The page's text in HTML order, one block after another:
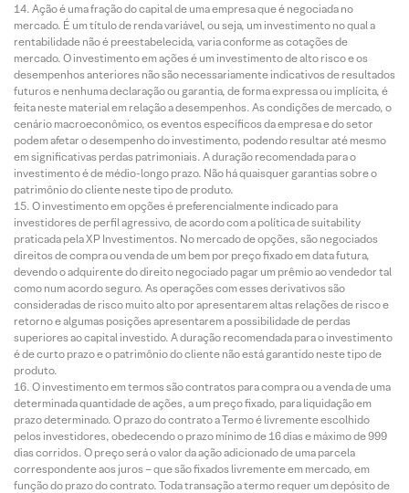
Ação é uma fração do capital de uma empresa que é negociada no
mercado. É um título de renda variável, ou seja, um investimento no qual a
rentabilidade não é preestabelecida, varia conforme as cotações de
mercado. O investimento em ações é um investimento de alto risco e os
desempenhos anteriores não são necessariamente indicativos de resultados
futuros e nenhuma declaração ou garantia, de forma expressa ou implícita, é
feita neste material em relação a desempenhos. As condições de mercado, o
cenário macroeconômico, os eventos específicos da empresa e do setor
podem afetar o desempenho do investimento, podendo resultar até mesmo
em significativas perdas patrimoniais. A duração recomendada para o
investimento é de médio-longo prazo. Não há quaisquer garantias sobre o
patrimônio do cliente neste tipo de produto.
O investimento em opções é preferencialmente indicado para
investidores de perfil agressivo, de acordo com a política de suitability
praticada pela XP Investimentos. No mercado de opções, são negociados
direitos de compra ou venda de um bem por preço fixado em data futura,
devendo o adquirente do direito negociado pagar um prêmio ao vendedor tal
como num acordo seguro. As operações com esses derivativos são
consideradas de risco muito alto por apresentarem altas relações de risco e
retorno e algumas posições apresentarem a possibilidade de perdas
superiores ao capital investido. A duração recomendada para o investimento
é de curto prazo e o patrimônio do cliente não está garantido neste tipo de
produto.
O investimento em termos são contratos para compra ou a venda de uma
determinada quantidade de ações, a um preço fixado, para liquidação em
prazo determinado. O prazo do contrato a Termo é livremente escolhido
pelos investidores, obedecendo o prazo mínimo de 16 dias e máximo de 999
dias corridos. O preço será o valor da ação adicionado de uma parcela
correspondente aos juros – que são fixados livremente em mercado, em
função do prazo do contrato. Toda transação a termo requer um depósito de